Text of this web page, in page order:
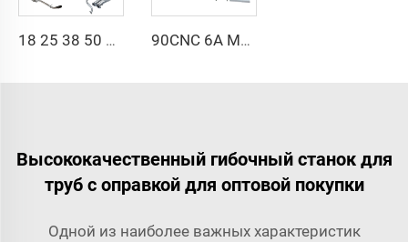
18 25 38 50 CNC 4A 2S Стальная автоматическая трубогибочная машина и машины для гибки труб цена с подачей 1 дюйм 2 дюйма 3 дюйма линия 90CNC 6A MS CNC трубогибочный станок, чугунная квадратная трубогибочная машина с двигателем для алюминия и нержавеющей латунной трубы
Высококачественный гибочный станок для
труб с оправкой для оптовой покупки
Одной из наиболее важных характеристик